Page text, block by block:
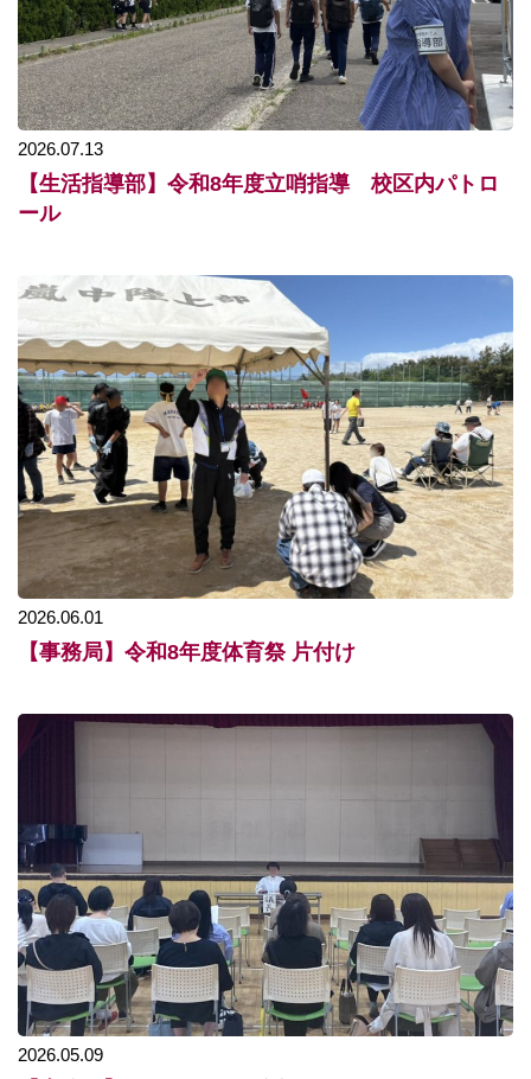
2026.07.13
【生活指導部】令和8年度立哨指導 校区内パトロ
ール
2026.06.01
【事務局】令和8年度体育祭 片付け
2026.05.09